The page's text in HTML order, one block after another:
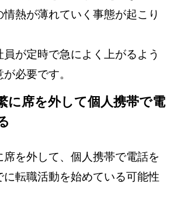
熱が薄れていく事態が起こり
が定時で急によく上がるよう
必要です。
に席を外して個人携帯で電
を外して、個人携帯で電話を
に転職活動を始めている可能性